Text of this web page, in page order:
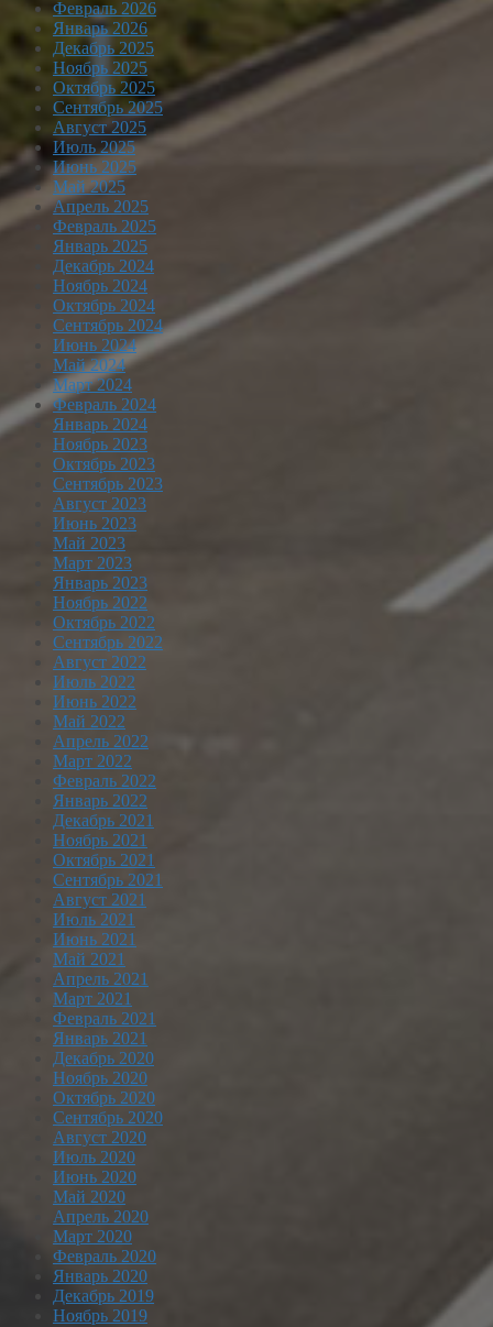
Февраль 2026
Январь 2026
Декабрь 2025
Ноябрь 2025
Октябрь 2025
Сентябрь 2025
Август 2025
Июль 2025
Июнь 2025
Май 2025
Апрель 2025
Февраль 2025
Январь 2025
Декабрь 2024
Ноябрь 2024
Октябрь 2024
Сентябрь 2024
Июнь 2024
Май 2024
Март 2024
Февраль 2024
Январь 2024
Ноябрь 2023
Октябрь 2023
Сентябрь 2023
Август 2023
Июнь 2023
Май 2023
Март 2023
Январь 2023
Ноябрь 2022
Октябрь 2022
Сентябрь 2022
Август 2022
Июль 2022
Июнь 2022
Май 2022
Апрель 2022
Март 2022
Февраль 2022
Январь 2022
Декабрь 2021
Ноябрь 2021
Октябрь 2021
Сентябрь 2021
Август 2021
Июль 2021
Июнь 2021
Май 2021
Апрель 2021
Март 2021
Февраль 2021
Январь 2021
Декабрь 2020
Ноябрь 2020
Октябрь 2020
Сентябрь 2020
Август 2020
Июль 2020
Июнь 2020
Май 2020
Апрель 2020
Март 2020
Февраль 2020
Январь 2020
Декабрь 2019
Ноябрь 2019